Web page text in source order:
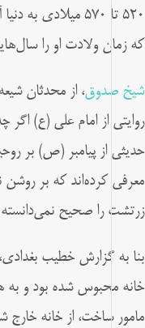
که زمان ولادت او را
شیخ صدوق، از محدثان
روایتی از امام علی (ع)
حدیثی از پیامبر (ص) بر
معرفی کرده‌اند که بر
زرتشت را صحیح
بنا به گزارش خطیب
خانه محبوس شده بود و به
مامور ساخت، از خانه خارج